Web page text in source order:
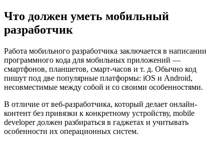
Что должен уметь мобильный
разработчик
Работа мобильного разработчика заключается в написании
программного кода для мобильных приложений —
смартфонов, планшетов, смарт-часов и т. д. Обычно код
пишут под две популярные платформы: iOS и Android,
несовместимые между собой и со своими особенностями.
В отличие от веб-разработчика, который делает онлайн-
контент без привязки к конкретному устройству, mobile
developer должен разбираться в гаджетах и учитывать
особенности их операционных систем.